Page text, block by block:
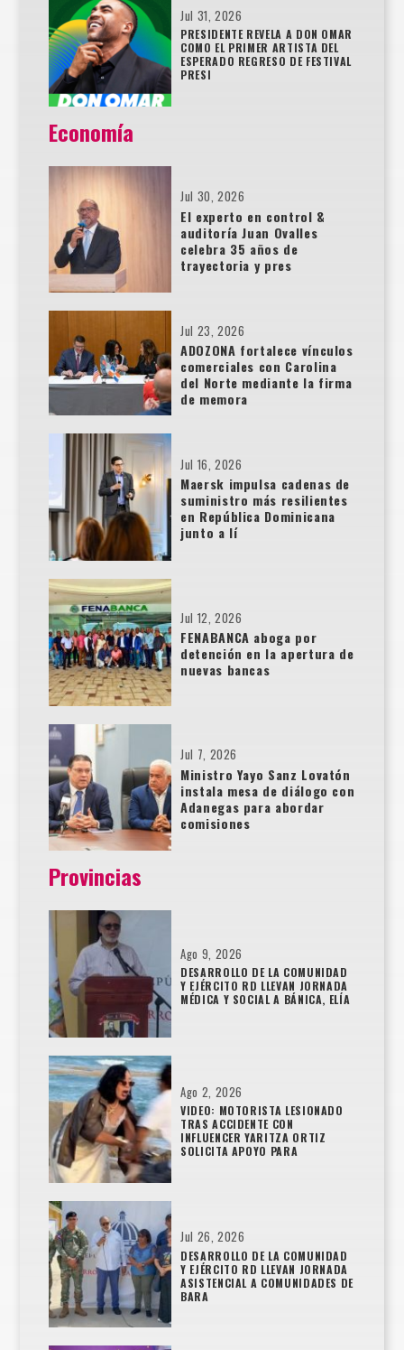
Jul 31, 2026
PRESIDENTE REVELA A DON OMAR
COMO EL PRIMER ARTISTA DEL
ESPERADO REGRESO DE FESTIVAL
PRESI
Economía
Jul 30, 2026
El experto en control &
auditoría Juan Ovalles
celebra 35 años de
trayectoria y pres
Jul 23, 2026
ADOZONA fortalece vínculos
comerciales con Carolina
del Norte mediante la firma
de memora
Jul 16, 2026
Maersk impulsa cadenas de
suministro más resilientes
en República Dominicana
junto a lí
Jul 12, 2026
FENABANCA aboga por
detención en la apertura de
nuevas bancas
Jul 7, 2026
Ministro Yayo Sanz Lovatón
instala mesa de diálogo con
Adanegas para abordar
comisiones
Provincias
Ago 9, 2026
DESARROLLO DE LA COMUNIDAD
Y EJÉRCITO RD LLEVAN JORNADA
MÉDICA Y SOCIAL A BÁNICA, ELÍA
Ago 2, 2026
VIDEO: MOTORISTA LESIONADO
TRAS ACCIDENTE CON
INFLUENCER YARITZA ORTIZ
SOLICITA APOYO PARA
Jul 26, 2026
DESARROLLO DE LA COMUNIDAD
Y EJÉRCITO RD LLEVAN JORNADA
ASISTENCIAL A COMUNIDADES DE
BARA